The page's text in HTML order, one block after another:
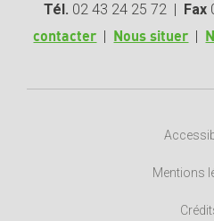
Tél. 02 43 24 25 72 | Fax
contacter
Nous situer
Mentions